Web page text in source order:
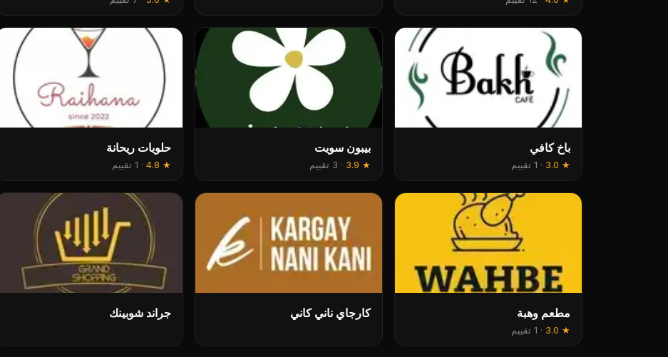
باخ کافي
★
3.0
· 1 تقييم
بيبون سويت
★
3.9
· 3 تقييم
حلويات ريحانة
★
4.8
· 1 تقييم
مطعم وهبة
★
3.0
· 1 تقييم
كارجاي ناني كاني جراند شوبینك